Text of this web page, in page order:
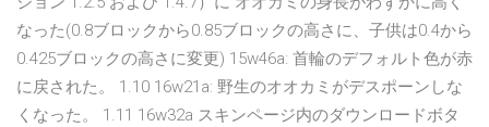
なった(0.8ブロックから0.85ブロックの高さに、子供は0.4から
0.425ブロックの高さに変更) 15w46a: 首輪のデフォルト色が赤
に戻された。 1.10 16w21a: 野生のオオカミがデスポーンしな
くなった。 1.11 16w32a スキンページ内のダウンロードボタ